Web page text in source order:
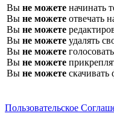
Вы не можете начинать
Вы не можете отвечать
Вы не можете
Вы не можете удалять
Вы не можете
Вы не можете
Вы не можете
Пользовательское